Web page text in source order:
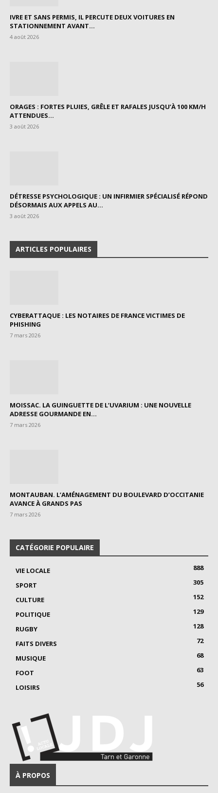
IVRE ET SANS PERMIS, IL PERCUTE DEUX VOITURES EN
STATIONNEMENT AVANT...
4 août 2026
ORAGES : FORTES PLUIES, GRÊLE ET RAFALES JUSQU’À 100 KM/H
ATTENDUES...
3 août 2026
DÉTRESSE PSYCHOLOGIQUE : UN INFIRMIER SPÉCIALISÉ RÉPOND
DÉSORMAIS AUX APPELS AU...
3 août 2026
ARTICLES POPULAIRES
CYBERATTAQUE : LES NOTAIRES DE FRANCE VICTIMES DE
PHISHING
7 mars 2026
MOISSAC. LA GUINGUETTE DE L’UVARIUM : UNE NOUVELLE
ADRESSE GOURMANDE EN...
7 mars 2026
MONTAUBAN. L’AMÉNAGEMENT DU BOULEVARD D’OCCITANIE
AVANCE À GRANDS PAS
7 mars 2026
CATÉGORIE POPULAIRE
VIE LOCALE
888
SPORT
305
CULTURE
152
POLITIQUE
129
RUGBY
128
FAITS DIVERS
72
MUSIQUE
68
FOOT
63
LOISIRS
56
À PROPOS